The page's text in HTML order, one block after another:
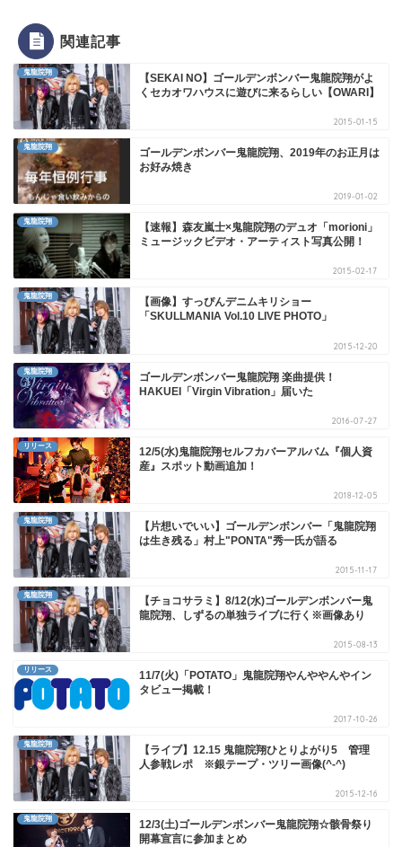
関連記事
鬼龍院翔
【SEKAI NO】ゴールデンボンバー鬼龍院翔がよ
くセカオワハウスに遊びに来るらしい【OWARI】
2015-01-15
鬼龍院翔
ゴールデンボンバー鬼龍院翔、2019年のお正月は
お好み焼き
2019-01-02
鬼龍院翔
【速報】森友嵐士×鬼龍院翔のデュオ「morioni」
ミュージックビデオ・アーティスト写真公開！
2015-02-17
鬼龍院翔
【画像】すっぴんデニムキリショー
「SKULLMANIA Vol.10 LIVE PHOTO」
2015-12-20
鬼龍院翔
ゴールデンボンバー鬼龍院翔 楽曲提供！
HAKUEI「Virgin Vibration」届いた
2016-07-27
リリース
12/5(水)鬼龍院翔セルフカバーアルバム『個人資
産』スポット動画追加！
2018-12-05
鬼龍院翔
【片想いでいい】ゴールデンボンバー「鬼龍院翔
は生き残る」村上"PONTA"秀一氏が語る
2015-11-17
鬼龍院翔
【チョコサラミ】8/12(水)ゴールデンボンバー鬼
龍院翔、しずるの単独ライブに行く※画像あり
2015-08-13
リリース
11/7(火)「POTATO」鬼龍院翔やんややんやイン
タビュー掲載！
2017-10-26
鬼龍院翔
【ライブ】12.15 鬼龍院翔ひとりよがり5 管理
人参戦レポ ※銀テープ・ツリー画像(^-^)
2015-12-16
鬼龍院翔
12/3(土)ゴールデンボンバー鬼龍院翔☆骸骨祭り
開幕宣言に参加まとめ